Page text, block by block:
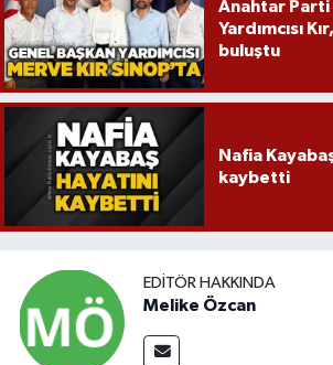
Anahtar Parti
Yardımcısı
buluştu
Nafia
kaybetti
EDITÖR HAKKINDA
Melike Özcan